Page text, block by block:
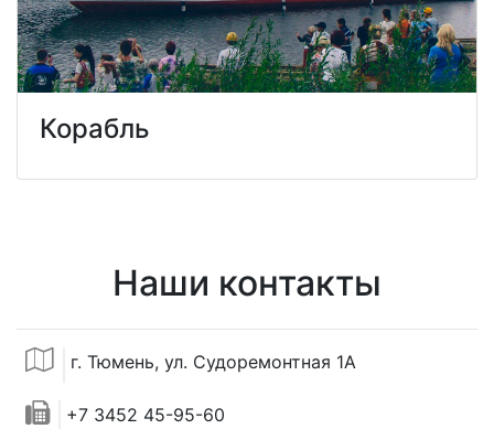
Корабль
Наши контакты
г. Тюмень, ул. Судоремонтная 1А
+7 3452 45-95-60